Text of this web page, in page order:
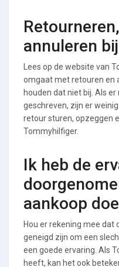
annuleren
Lees op de website van
omgaat met retouren en
houden dat niet bij. Als
geschreven, zijn er
retour sturen, opzeggen
Tommyhilfiger.
Ik heb de
aankoop
Hou er rekening mee
geneigd zijn om een
een goede ervaring. Als
heeft, kan het ook